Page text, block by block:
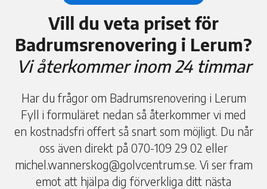
Vill du veta priset för
Badrumsrenovering i Lerum?
Vi återkommer inom 24 timmar
Har du frågor om Badrumsrenovering i Lerum
Fyll i formuläret nedan så återkommer vi med
en kostnadsfri offert så snart som möjligt. Du når
oss även direkt på 070-109 29 02 eller
michel.wannerskog@golvcentrum.se. Vi ser fram
emot att hjälpa dig förverkliga ditt nästa